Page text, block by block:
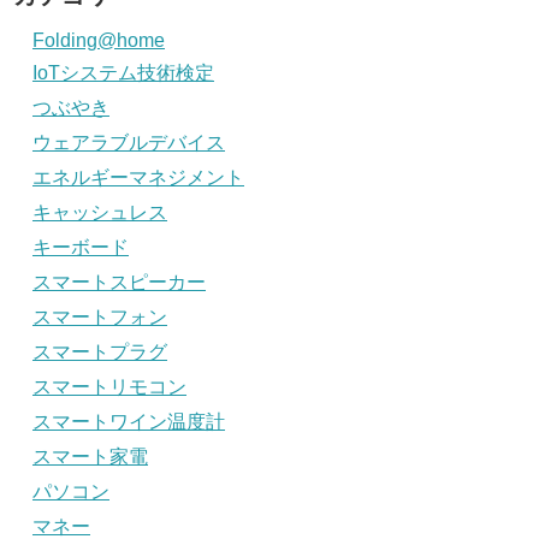
Folding@home
IoTシステム技術検定
つぶやき
ウェアラブルデバイス
エネルギーマネジメント
キャッシュレス
キーボード
スマートスピーカー
スマートフォン
スマートプラグ
スマートリモコン
スマートワイン温度計
スマート家電
パソコン
マネー